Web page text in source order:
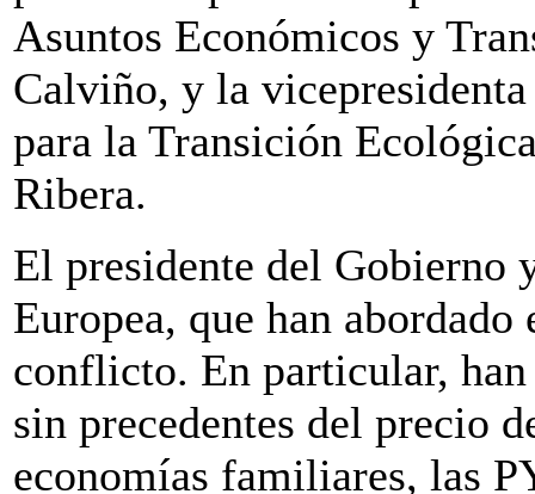
Asuntos Económicos y
Calviño, y la
para la Transición
Ribera.
El presidente del Gobierno
Europea, que han
conflicto. En particular, han
sin precedentes del precio
economías familiares, las